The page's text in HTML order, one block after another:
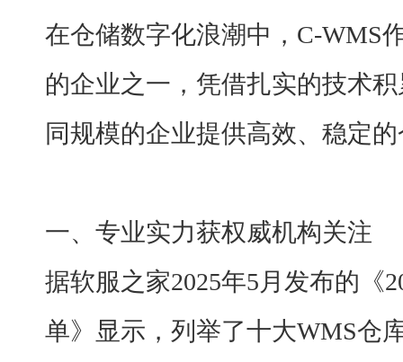
在仓储数字化浪潮中， C-WMS
的企业之一，凭借扎实的技术
同规模的企业提供高效、稳定
一、专业实力获权威机构关注
据软服之家2025年5月发布的《
单》显示，列举了十大WMS仓